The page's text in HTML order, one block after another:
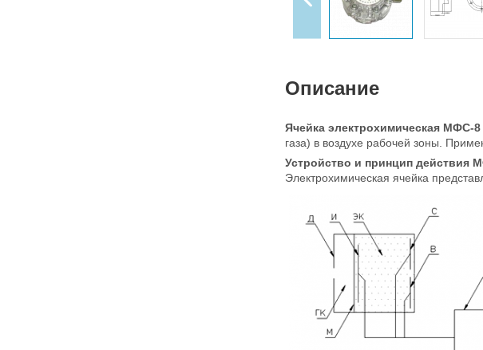
Описание
Ячейка электрохимическая МФС-8
газа) в воздухе рабочей зоны.
Устройство и принцип действия
Электрохимическая ячейка